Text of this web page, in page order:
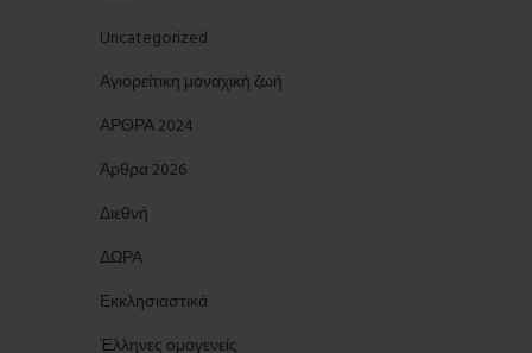
Uncategorized
Αγιορείτικη μοναχική ζωή
ΑΡΘΡΑ 2024
Άρθρα 2026
Διεθνή
ΔΩΡΑ
Εκκλησιαστικά
Έλληνες ομογενείς